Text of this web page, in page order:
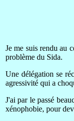
Je me suis rendu au
problème du Sida.
Une délégation se
agressivité qui a
J'ai par le passé
xénophobie, pour